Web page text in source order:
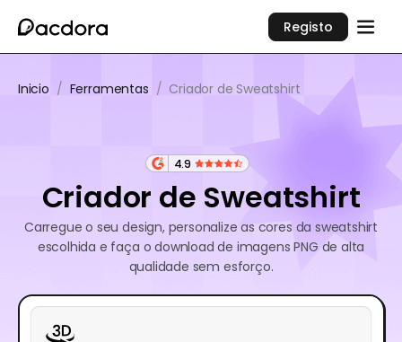
Registo
Inicio / Ferramentas / Criador de Sweatshirt
4.9
Criador de Sweatshirt
Carregue o seu design, personalize as cores da sweatshirt
escolhida e faça o download de imagens PNG de alta
qualidade sem esforço.